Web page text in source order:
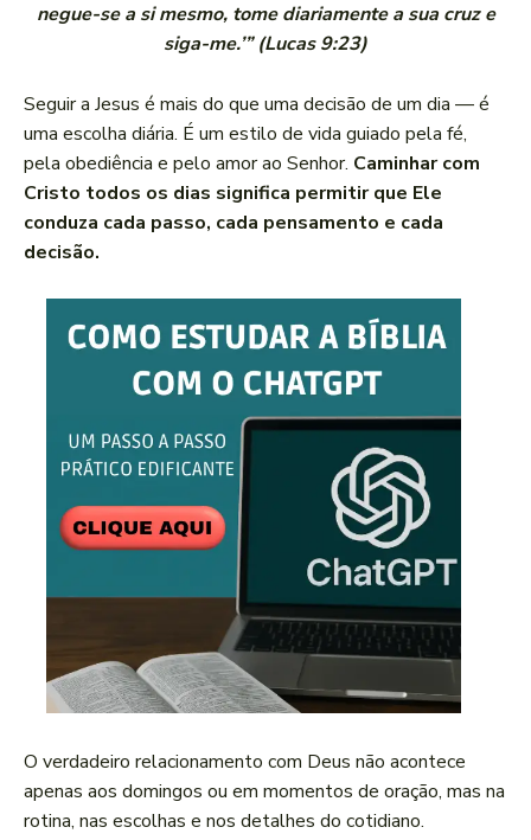
negue-se a si mesmo, tome diariamente a sua cruz e
siga-me.’” (Lucas 9:23)
Seguir a Jesus é mais do que uma decisão de um dia — é
uma escolha diária. É um estilo de vida guiado pela fé,
pela obediência e pelo amor ao Senhor. Caminhar com
Cristo todos os dias significa permitir que Ele
conduza cada passo, cada pensamento e cada
decisão.
O verdadeiro relacionamento com Deus não acontece
apenas aos domingos ou em momentos de oração, mas na
rotina, nas escolhas e nos detalhes do cotidiano.